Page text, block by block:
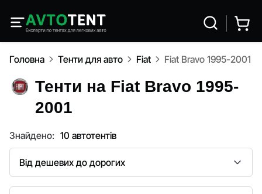
Головна Тенти для авто Fiat Fiat Bravo 1995-2001
Тенти на Fiat Bravo 1995-
2001
Знайдено: 10 автотентів
Сортування